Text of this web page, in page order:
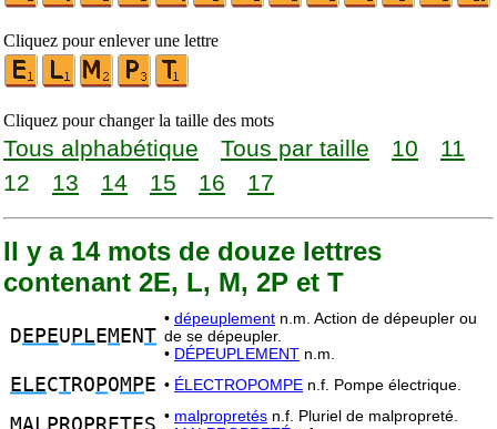
Cliquez pour enlever une lettre
Cliquez pour changer la taille des mots
Tous alphabétique Tous par taille 10
11
12
13 14 15 16 17
Il y a 14 mots de douze lettres
contenant 2E, L, M, 2P et T
D EPEU PL EM ENT
• dépeuplement n.m. Action de dépeupler ou
de se dépeupler.
• DÉPEUPLEMENT n.m.
ELECTRO POMP E • ÉLECTROPOMPE n.f. Pompe électrique.
MALP RO P RETES • malpropretés n.f. Pluriel de malpropreté.